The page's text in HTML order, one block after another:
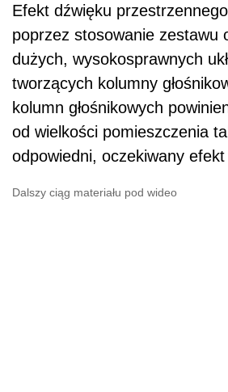
Efekt dźwięku
poprzez stosowanie zestawu
dużych, wysokosprawnych
tworzących kolumny
kolumn głośnikowych
od wielkości pomieszczenia
odpowiedni, oczekiwany
Dalszy ciąg materiału pod wideo